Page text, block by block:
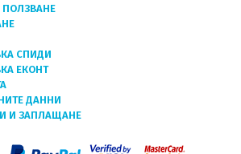
СПИДИ
ЕКОНТ
ДАННИ
И ЗАПЛАЩАНЕ